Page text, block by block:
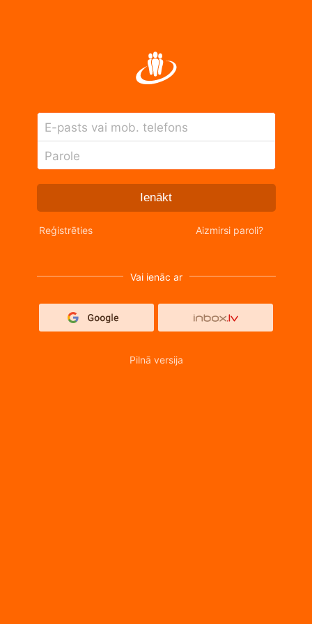
E-pasts vai mob. telefons
Parole
Ienākt
Reģistrēties Aizmirsi paroli?
Vai ienāc ar
Pilnā versija